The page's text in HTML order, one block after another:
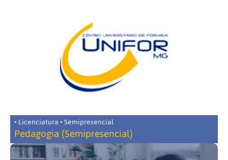
• Licenciatura • Semipresencial
Pedagogia (Semipresencial)